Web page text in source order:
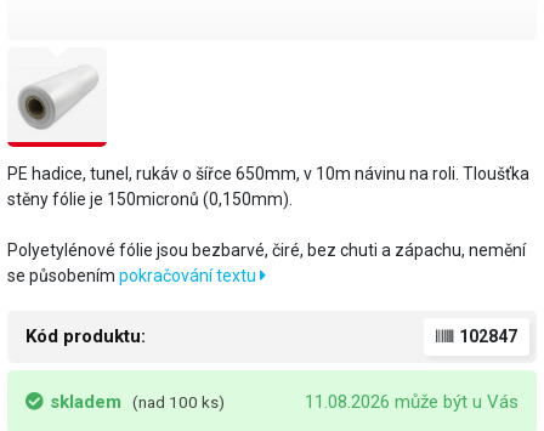
PE hadice, tunel, rukáv o šířce 650mm, v 10m návinu na roli. Tloušťka
stěny fólie je 150micronů (0,150mm).
​Polyetylénové fólie jsou bezbarvé, čiré, bez chuti a zápachu, nemění
se působením pokračování textu
Kód produktu: 102847
skladem (nad 100 ks) 11.08.2026 může být u Vás